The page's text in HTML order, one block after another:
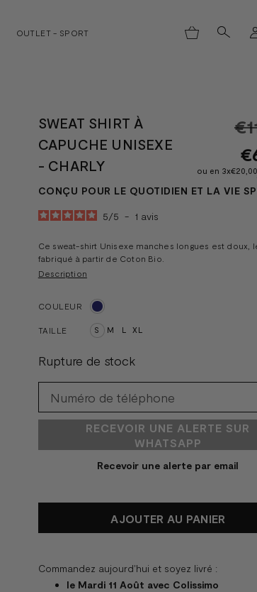
OUTLET - SPORT
SWEAT SHIRT À
CAPUCHE UNISEXE
- CHARLY
ou en
CONÇU POUR LE QUOTIDIEN ET LA VIE
5/5 - 1 avis
Ce sweat-shirt Unisexe manches longues est doux,
fabriqué à partir de Coton Bio.
Description
COULEUR
TAILLE S M L XL
Rupture de stock
RECEVOIR UNE ALERTE SUR
WHATSAPP
Recevoir une alerte par email
AJOUTER AU PANIER
Commandez aujourd'hui et soyez livré :
le Mardi 11 Août avec Colissimo